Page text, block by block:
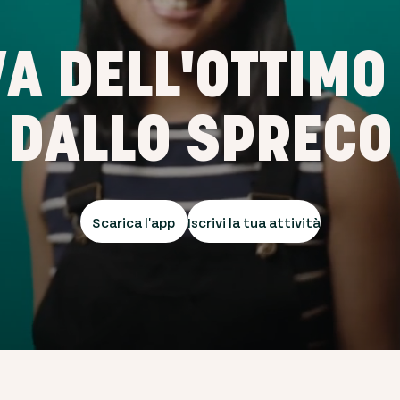
DELL'OTTIMO
DALLO SPRECO
Scarica l'app Iscrivi la tua attività